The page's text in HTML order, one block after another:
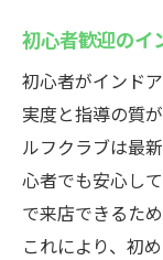
初心者歓迎のイ
初心者がインド
実度と指導の質
ルフクラブは最
心者でも安心し
で来店できるた
これにより、初